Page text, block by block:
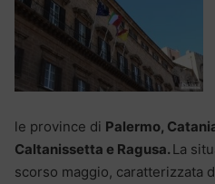
le province di Palermo,
Caltanissetta e Ragusa. La
scorso maggio, caratterizzata